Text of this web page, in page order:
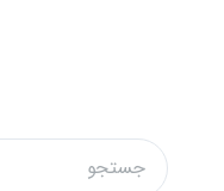
جستجو